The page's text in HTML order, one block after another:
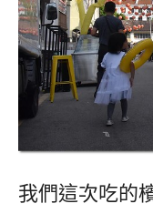
我們這次吃的